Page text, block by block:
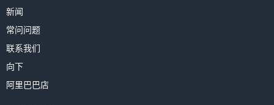
新闻
常问问题
联系我们
向下
阿里巴巴店